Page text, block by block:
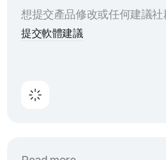
想提交產品修改或任何建議
提交軟體建議